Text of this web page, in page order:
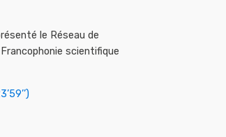
le Réseau de
scientifique